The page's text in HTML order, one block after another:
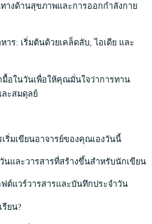
างด้านสุขภาพและการออกกำลังกาย
าร: เริ่มต้นด้วยเคล็ดลับ, ไอเดีย และ
อในวันเพื่อให้คุณมั่นใจว่าการทาน
ละสมดุลย์
ริ่มเขียนอาจารย์ของคุณเองวันนี้
และวารสารที่สร้างขึ้นสำหรับนักเขียน
ต์แวร์วารสารและบันทึกประจำวัน
รียน?